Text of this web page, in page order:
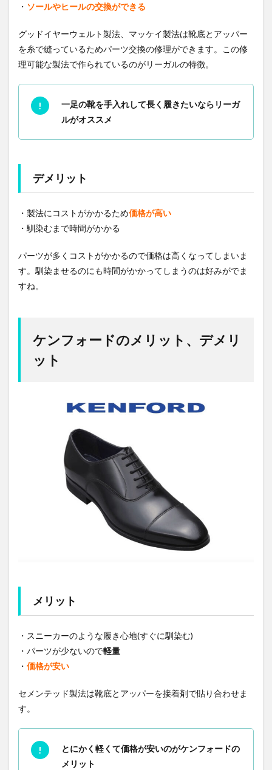
・ ソールやヒールの交換ができる
グッドイヤーウェルト製法、マッケイ製法は靴底とアッパー
を糸で縫っているためパーツ交換の修理ができます。この修
理可能な製法で作られているのがリーガルの特徴。
一足の靴を手入れして長く履きたいならリーガ
ルがオススメ
デメリット
・製法にコストがかかるため価格が高い
・馴染むまで時間がかかる
パーツが多くコストがかかるので価格は高くなってしまいま
す。馴染ませるのにも時間がかかってしまうのは好みがでま
すね。
ケンフォードのメリット、デメリ
ット
メリット
・スニーカーのような履き心地(すぐに馴染む)
・パーツが少ないので軽量
・ 価格が安い
セメンテッド製法は靴底とアッパーを接着剤で貼り合わせま
す。
とにかく軽くて価格が安いのがケンフォードの
メリット